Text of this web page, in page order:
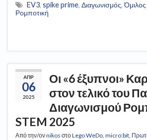
EV3, spike prime, Διαγωνισμός,
Ρομποτική
ΑΠΡ
06
2025
Οι «6 έξυπνοι»
στον τελικό του
Διαγωνισμού
STEM 2025
Από την/ονnikos στοLego WeDo, micro:bit,